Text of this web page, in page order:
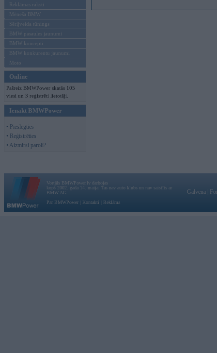
Reklāmas raksti
Mēneša BMW
Sērijveida tūnings
BMW pasaules jaunumi
BMW koncepti
BMW konkurentu jaunumi
Moto
Online
Pašreiz BMWPower skatās 105
viesi un 3 reģistrēti lietotāji.
Ienākt BMWPower
• Pieslēgties
• Reģistrēties
• Aizmirsi paroli?
Vortāls BMWPower.lv darbojas
kopš 2002. gada 14. maija. Tas nav auto klubs un nav saistīts ar
BMW AG.
Par BMWPower
Kontakti Reklāma
Galvena